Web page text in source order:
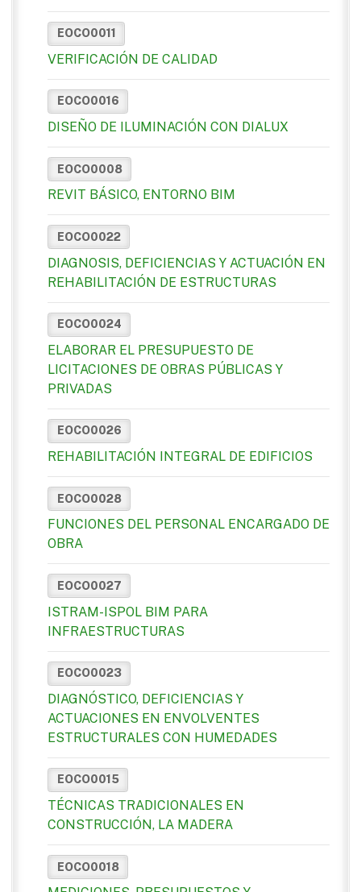
EOCO0011
VERIFICACIÓN DE CALIDAD
EOCO0016
DISEÑO DE ILUMINACIÓN CON DIALUX
EOCO0008
REVIT BÁSICO, ENTORNO BIM
EOCO0022
DIAGNOSIS, DEFICIENCIAS Y ACTUACIÓN EN
REHABILITACIÓN DE ESTRUCTURAS
EOCO0024
ELABORAR EL PRESUPUESTO DE
LICITACIONES DE OBRAS PÚBLICAS Y
PRIVADAS
EOCO0026
REHABILITACIÓN INTEGRAL DE EDIFICIOS
EOCO0028
FUNCIONES DEL PERSONAL ENCARGADO DE
OBRA
EOCO0027
ISTRAM-ISPOL BIM PARA
INFRAESTRUCTURAS
EOCO0023
DIAGNÓSTICO, DEFICIENCIAS Y
ACTUACIONES EN ENVOLVENTES
ESTRUCTURALES CON HUMEDADES
EOCO0015
TÉCNICAS TRADICIONALES EN
CONSTRUCCIÓN, LA MADERA
EOCO0018